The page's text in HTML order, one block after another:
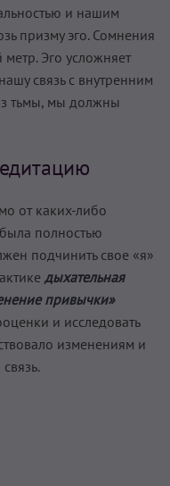
и нашим
призму эго. Сомнения
Эго усложняет
связь с внутренним
тьмы, мы должны
от каких-либо
полностью
подчинить свое «я»
дыхательная
привычки»
и исследовать
изменениям и